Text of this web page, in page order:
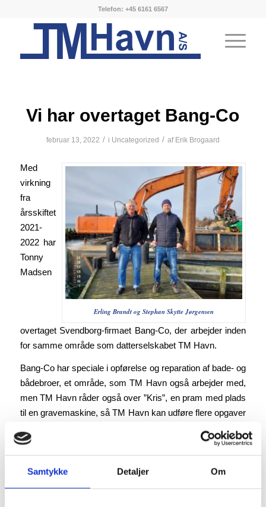
Samtykke Detaljer Om
Telefon: +45 6161 6567
Vi har overtaget Bang-Co
februar 13, 2022 / i Uncategorized / af Erik Brogaard
Erling Brandt og Stephan Skytte Jørgensen
Med
virkning
fra
årsskiftet
2021-
2022 har
Tonny
Madsen
overtaget Svendborg-firmaet Bang-Co, der arbejder inden
for samme område som datterselskabet TM Havn.
Bang-Co har speciale i opførelse og reparation af bade- og
bådebroer, et område, som TM Havn også arbejder med,
men TM Havn råder også over ”Kris”, en pram med plads
til en gravemaskine, så TM Havn kan udføre flere opgaver
– Vi samler nu det hele under TM Havn, fortæller
entrepriseleder i TM Havn, Stephan Skytte Jørgensen.